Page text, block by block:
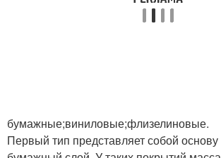
бумажные;виниловые;флизелиновые.
Первый тип представляет собой